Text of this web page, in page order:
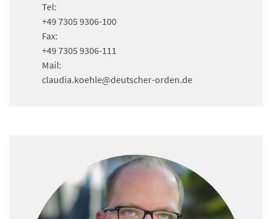
Tel:
+49 7305 9306-100
Fax:
+49 7305 9306-111
Mail:
claudia.koehle@deutscher-orden.de